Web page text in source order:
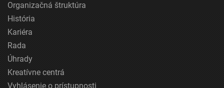
Organizačná štruktúra
História
Kariéra
Rada
Úhrady
Kreatívne centrá
Vyhlásenie o prístupnosti